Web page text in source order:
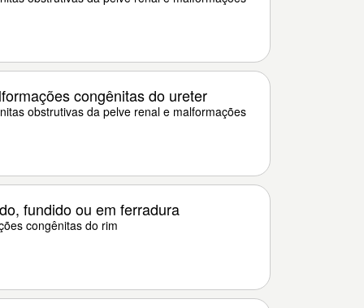
congênitas do ureter
obstrutivas da pelve renal e malformações
fundido ou em ferradura
congênitas do rim